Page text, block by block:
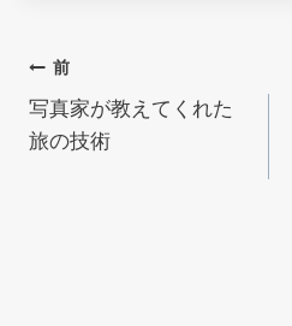
投
稿
前
写真家が教えてくれた
旅の技術